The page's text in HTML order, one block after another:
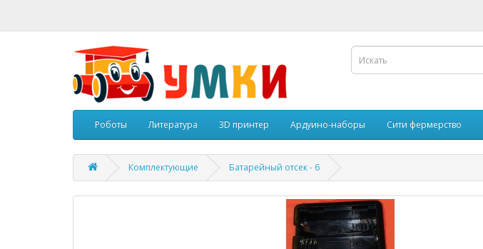
Роботы Литература 3D принтер Ардуино-наборы Сити фермерство
Комплектующие Батарейный отсек - 6